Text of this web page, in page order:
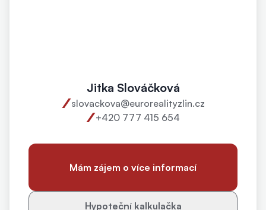
Jitka Slováčková
slovackova@eurorealityzlin.cz
+420 777 415 654
Mám zájem o více informací
Hypoteční kalkulačka